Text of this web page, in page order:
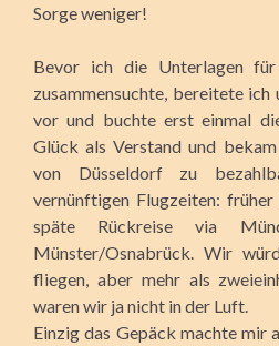
Sorge weniger!
Bevor ich die Unterlagen
zusammensuchte, bereitete
vor und buchte erst einmal
Glück als Verstand und
von Düsseldorf zu
vernünftigen Flugzeiten:
späte Rückreise via
Münster/Osnabrück. Wir
fliegen, aber mehr als
waren wir ja nicht in der Luft.
Einzig das Gepäck machte mir